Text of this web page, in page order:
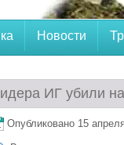
Новости
ИГ убили
Опубликовано 15